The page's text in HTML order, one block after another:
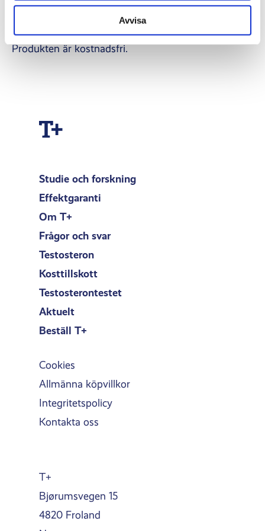
Avvisa
Om du vill använda Quicktest Testosteron
hemmatest för att mäta effekten av T+ 1800 mg –
kom ihåg att lägga till det i din beställning.
Produkten är kostnadsfri.
Studie och forskning
Effektgaranti
Om T+
Frågor och svar
Testosteron
Kosttillskott
Testosterontestet
Aktuelt
Beställ T+
Cookies
Allmänna köpvillkor
Integritetspolicy
Kontakta oss
T+
Bjørumsvegen 15
4820 Froland